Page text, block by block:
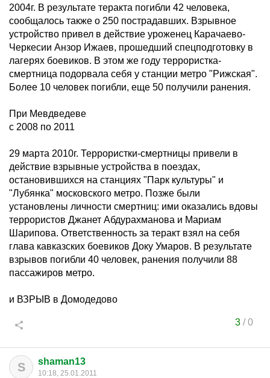
2004г. В результате теракта погибли 42 человека,
сообщалось также о 250 пострадавших. Взрывное
устройство привел в действие уроженец Карачаево-
Черкесии Анзор Ижаев, прошедший спецподготовку в
лагерях боевиков. В этом же году террористка-
смертница подорвала себя у станции метро "Рижская".
Более 10 человек погибли, еще 50 получили ранения.
При Мевдведеве
с 2008 по 2011
29 марта 2010г. Террористки-смертницы привели в
действие взрывные устройства в поездах,
остановившихся на станциях "Парк культуры" и
"Лубянка" московского метро. Позже были
установлены личности смертниц: ими оказались вдовы
террористов Джанет Абдурахманова и Мариам
Шарипова. Ответственность за теракт взял на себя
глава кавказских боевиков Доку Умаров. В результате
взрывов погибли 40 человек, ранения получили 88
пассажиров метро.
и ВЗРЫВ в Домодедово
3/0
S shaman13
10:18, 25.01.2011